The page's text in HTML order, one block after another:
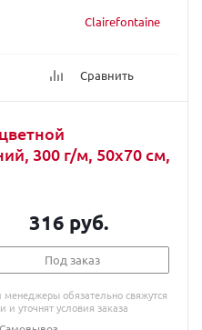
Clairefontaine
Сравнить
300 г/м, 50х70 см,
316 руб.
Под заказ
обязательно свяжутся
и уточнят условия заказа